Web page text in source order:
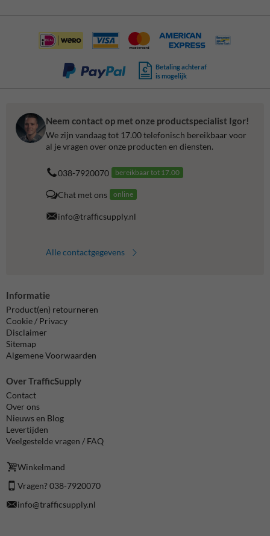
Betaling achteraf
is mogelijk
Neem contact op met onze productspecialist Igor!
We zijn vandaag tot 17.00 telefonisch bereikbaar voor
al je vragen over onze producten en diensten.
038-7920070 bereikbaar tot 17.00
Chat met ons online
info@trafficsupply.nl
Alle contactgegevens
Informatie
Product(en) retourneren
Cookie / Privacy
Disclaimer
Sitemap
Algemene Voorwaarden
Over TrafficSupply
Contact
Over ons
Nieuws en Blog
Levertijden
Veelgestelde vragen / FAQ
Winkelmand
Vragen? 038-7920070
info@trafficsupply.nl